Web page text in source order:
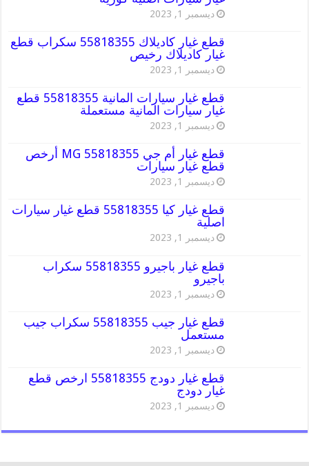
ديسمبر 1, 2023
قطع غيار كاديلاك 55818355 سكراب قطع
غيار كاديلاك رخيص
ديسمبر 1, 2023
قطع غيار سيارات المانية 55818355 قطع
غيار سيارات المانية مستعملة
ديسمبر 1, 2023
قطع غيار أم جي MG 55818355 أرخص
قطع غيار سيارات
ديسمبر 1, 2023
قطع غيار كيا 55818355 قطع غيار سيارات
اصلية
ديسمبر 1, 2023
قطع غيار باجيرو 55818355 سكراب
باجيرو
ديسمبر 1, 2023
قطع غيار جيب 55818355 سكراب جيب
مستعمل
ديسمبر 1, 2023
قطع غيار دودج 55818355 ارخص قطع
غيار دودج
ديسمبر 1, 2023